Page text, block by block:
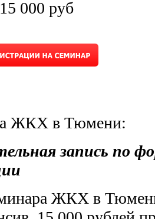
15 000 руб
ЖКХ в Тюмени:
запись по
ЖКХ в